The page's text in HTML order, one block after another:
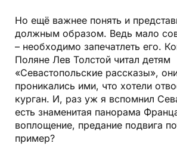
Но ещё важнее понять и
должным образом. Ведь мало
– необходимо запечатлеть его.
Поляне Лев Толстой читал детям
«Севастопольские рассказы»,
проникались ими, что хотели
курган. И, раз уж я вспомнил
есть знаменитая панорама
воплощение, предание подвига
пример?